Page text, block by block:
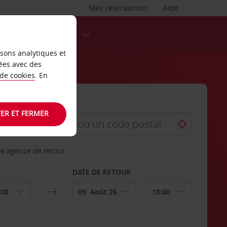
Aide
Mes réservations
agence de retour
DATE DE RETOUR
analytiques et
avec des
cookies. En
ET FERMER